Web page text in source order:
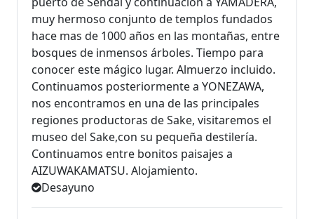
muy hermoso conjunto de templos fundados
hace mas de 1000 años en las montañas, entre
bosques de inmensos árboles. Tiempo para
conocer este mágico lugar. Almuerzo incluido.
Continuamos posteriormente a YONEZAWA,
nos encontramos en una de las principales
regiones productoras de Sake, visitaremos el
museo del Sake,con su pequeña destilería.
Continuamos entre bonitos paisajes a
AIZUWAKAMATSU. Alojamiento.
Desayuno